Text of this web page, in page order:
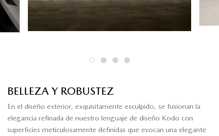
BELLEZA Y ROBUSTEZ
En el diseño exterior, exquisitamente esculpido, se fusionan la
elegancia refinada de nuestro lenguaje de diseño Kodo con
superficies meticulosamente definidas que evocan una elegante